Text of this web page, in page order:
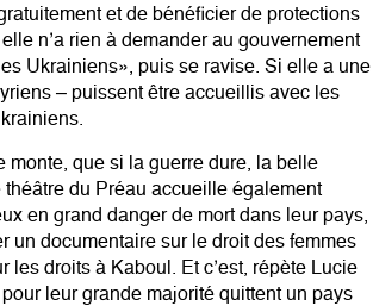
et de bénéficier de protections
n’a rien à demander au gouvernement
Ukrainiens», puis se ravise. Si elle a une
– puissent être accueillis avec les
monte, que si la guerre dure, la belle
du Préau accueille également
en grand danger de mort dans leur pays,
un documentaire sur le droit des femmes
droits à Kaboul. Et c’est, répète Lucie
leur grande majorité quittent un pays